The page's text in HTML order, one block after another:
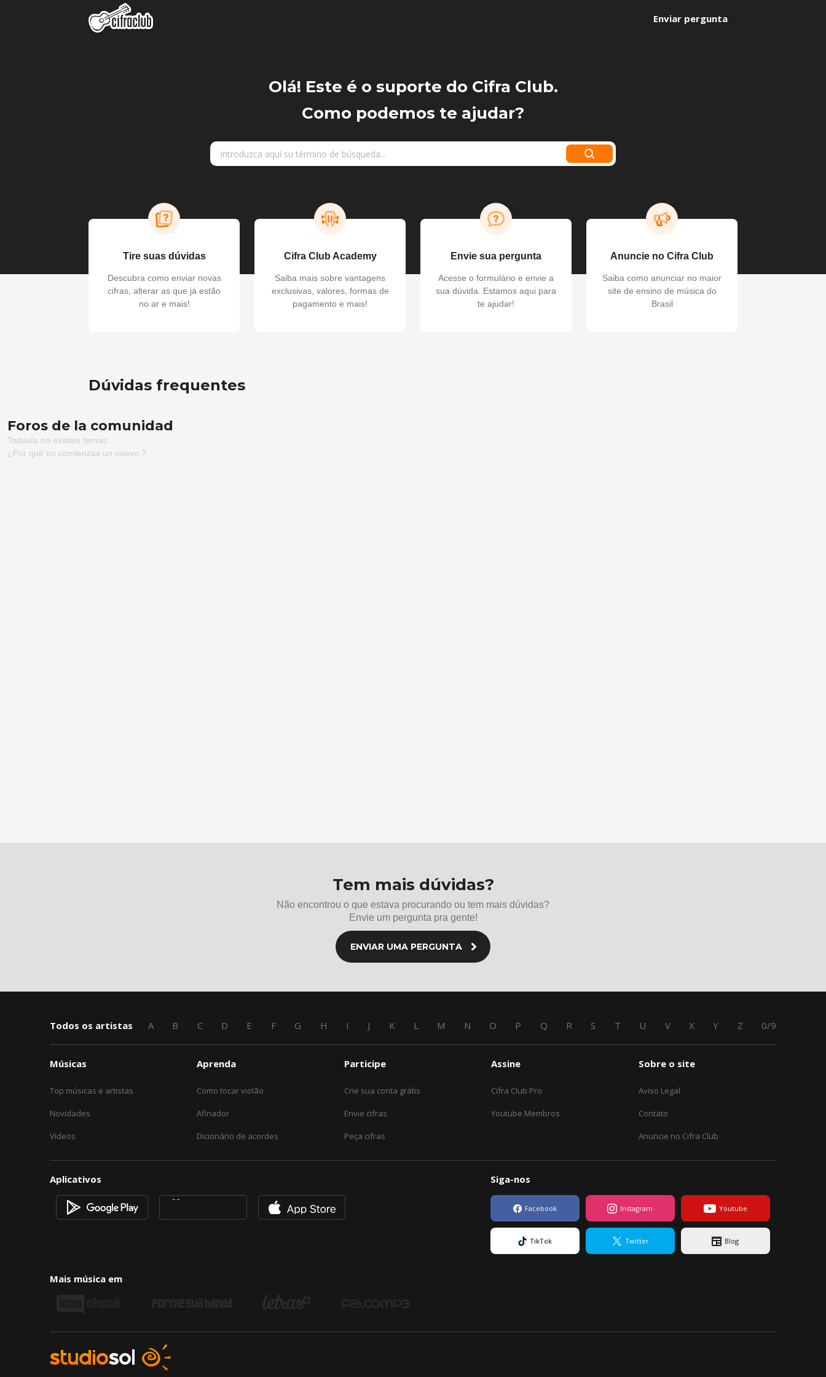
Enviar pergunta
Olá! Este é o suporte do Cifra Club.
Como podemos te ajudar?
Tire suas dúvidas
Descubra como enviar novas
cifras, alterar as que já estão
no ar e mais!
Cifra Club Academy
Saiba mais sobre vantagens
exclusivas, valores, formas de
pagamento e mais!
Envie sua pergunta
Acesse o formulário e envie a
sua dúvida. Estamos aqui para
te ajudar!
Anuncie no Cifra Club
Saiba como anunciar no maior
site de ensino de música do
Brasil
Dúvidas frequentes
Foros de la comunidad
Todavía no existen temas.
¿Por qué no comienzas un nuevo ?
Tem mais dúvidas?
Não encontrou o que estava procurando ou tem mais dúvidas?
Envie um pergunta pra gente!
ENVIAR UMA PERGUNTA
Todos os artistas A B C D E F G H I J K L M N O P Q R S T U V X Y Z 0/9
Músicas
Top músicas e artistas
Novidades
Videos
Aprenda
Como tocar violão
Afinador
Dicionário de acordes
Participe
Crie sua conta grátis
Envie cifras
Peça cifras
Assine
Cifra Club Pro
Youtube Membros
Sobre o site
Aviso Legal
Contato
Anuncie no Cifra Club
Aplicativos Siga-nos
Facebook Instagram Youtube
TikTok Twitter Blog
Mais música em